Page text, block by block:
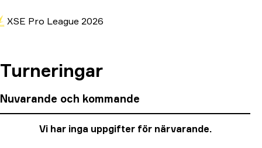
XSE Pro League 2026
Turneringar
Nuvarande och kommande
Vi har inga uppgifter för närvarande.